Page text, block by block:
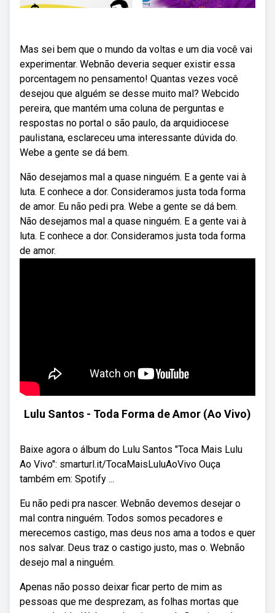
Mas sei bem que o mundo da voltas e um dia você vai
experimentar. Webnão deveria sequer existir essa
porcentagem no pensamento! Quantas vezes você
desejou que alguém se desse muito mal? Webcido
pereira, que mantém uma coluna de perguntas e
respostas no portal o são paulo, da arquidiocese
paulistana, esclareceu uma interessante dúvida do.
Webe a gente se dá bem.
Não desejamos mal a quase ninguém. E a gente vai à
luta. E conhece a dor. Consideramos justa toda forma
de amor. Eu não pedi pra. Webe a gente se dá bem.
Não desejamos mal a quase ninguém. E a gente vai à
luta. E conhece a dor. Consideramos justa toda forma
de amor.
Lulu Santos - Toda Forma de Amor (Ao Vivo)
Baixe agora o álbum do Lulu Santos "Toca Mais Lulu
Ao Vivo": smarturl.it/TocaMaisLuluAoVivo Ouça
também em: Spotify ...
Eu não pedi pra nascer. Webnão devemos desejar o
mal contra ninguém. Todos somos pecadores e
merecemos castigo, mas deus nos ama a todos e quer
nos salvar. Deus traz o castigo justo, mas o. Webnão
desejo mal a ninguém.
Apenas não posso deixar ficar perto de mim as
pessoas que me desprezam, as folhas mortas que